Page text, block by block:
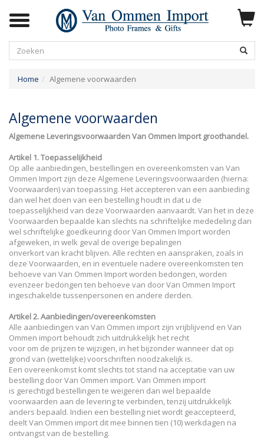
Zoeken
Home Algemene voorwaarden
Algemene voorwaarden
Algemene Leveringsvoorwaarden Van Ommen Import groothandel.
Artikel 1. Toepasselijkheid
Op alle aanbiedingen, bestellingen en overeenkomsten van Van
Ommen Import zijn deze Algemene Leveringsvoorwaarden (hierna:
Voorwaarden) van toepassing. Het accepteren van een aanbieding
dan wel het doen van een bestelling houdt in dat u de
toepasselijkheid van deze Voorwaarden aanvaardt. Van het in deze
Voorwaarden bepaalde kan slechts na schriftelijke mededeling dan
wel schriftelijke goedkeuring door Van Ommen Import worden
afgeweken, in welk geval de overige bepalingen
onverkort van kracht blijven. Alle rechten en aanspraken, zoals in
deze Voorwaarden, en in eventuele nadere overeenkomsten ten
behoeve van Van Ommen Import worden bedongen, worden
evenzeer bedongen ten behoeve van door Van Ommen Import
ingeschakelde tussenpersonen en andere derden.
Artikel 2. Aanbiedingen/overeenkomsten
Alle aanbiedingen van Van Ommen import zijn vrijblijvend en Van
Ommen import behoudt zich uitdrukkelijk het recht
voor om de prijzen te wijzigen, in het bijzonder wanneer dat op
grond van (wettelijke) voorschriften noodzakelijk is.
Een overeenkomst komt slechts tot stand na acceptatie van uw
bestelling door Van Ommen import. Van Ommen import
is gerechtigd bestellingen te weigeren dan wel bepaalde
voorwaarden aan de levering te verbinden, tenzij uitdrukkelijk
anders bepaald. Indien een bestelling niet wordt geaccepteerd,
deelt Van Ommen import dit mee binnen tien (10) werkdagen na
ontvangst van de bestelling.